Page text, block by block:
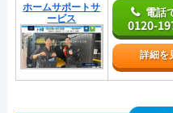
ホームサポートサ
ービス
電話
0120-
詳細を